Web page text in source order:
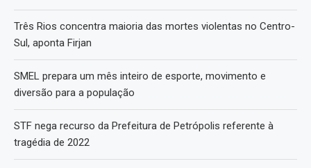
Três Rios concentra maioria das mortes violentas no Centro-
Sul, aponta Firjan
SMEL prepara um mês inteiro de esporte, movimento e
diversão para a população
STF nega recurso da Prefeitura de Petrópolis referente à
tragédia de 2022